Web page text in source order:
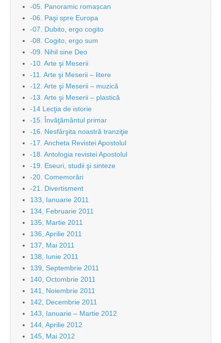
-05. Panoramic romașcan
-06. Paşi spre Europa
-07. Dubito, ergo cogito
-08. Cogito, ergo sum
-09. Nihil sine Deo
-10. Arte şi Meserii
-11. Arte şi Meserii – litere
-12. Arte şi Meserii – muzică
-13. Arte şi Meserii – plastică
-14 Lecţia de istorie
-15. Învăţământul primar
-16. Nesfârşita noastră tranziţie
-17. Ancheta Revistei Apostolul
-18. Antologia revistei Apostolul
-19. Eseuri, studii şi sinteze
-20. Comemorări
-21. Divertisment
133, Ianuarie 2011
134, Februarie 2011
135, Martie 2011
136, Aprilie 2011
137, Mai 2011
138, Iunie 2011
139, Septembrie 2011
140, Octombrie 2011
141, Noiembrie 2011
142, Decembrie 2011
143, Ianuarie – Martie 2012
144, Aprilie 2012
145, Mai 2012